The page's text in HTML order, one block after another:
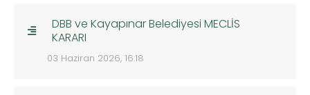
DBB ve Kayapınar Belediyesi MECLİS
KARARI
03 Haziran 2026, 16:18